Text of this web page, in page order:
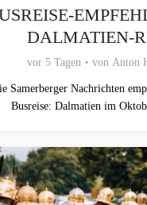
DALMATIEN-
vor 5 Tagen von Anton
Samerberger Nachrichten
Busreise: Dalmatien im